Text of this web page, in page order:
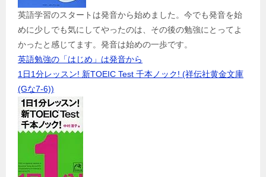
英語学習のスタートは発音から始めました。今でも発音を始
めに少しでも気にしてやったのは、その後の勉強にとってよ
かったと感じてます。発音は始めの一歩です。
英語勉強の「はじめ」は発音から
1日1分レッスン! 新TOEIC Test 千本ノック! (祥伝社黄金文庫
(Gな7-6))